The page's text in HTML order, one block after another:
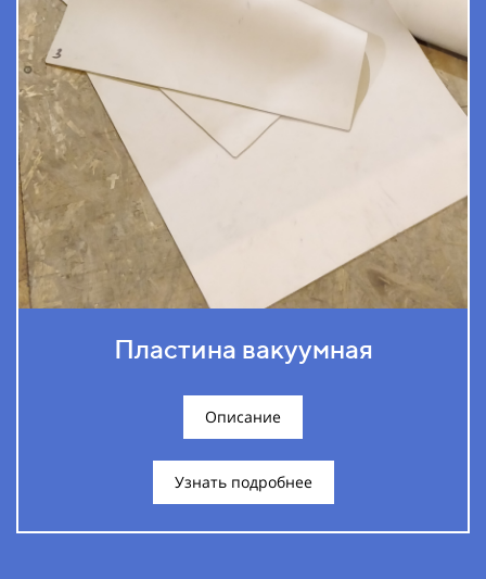
Пластина вакуумная
Описание
Узнать подробнее